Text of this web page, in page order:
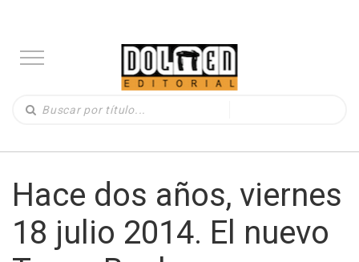
Hace dos años, viernes
18 julio 2014. El nuevo